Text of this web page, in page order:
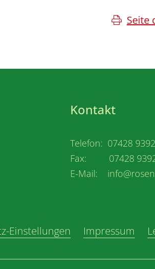
Seite
Kontakt
Telefon: 07428
Fax: 07428
E-Mail:
Einstellungen Impressum